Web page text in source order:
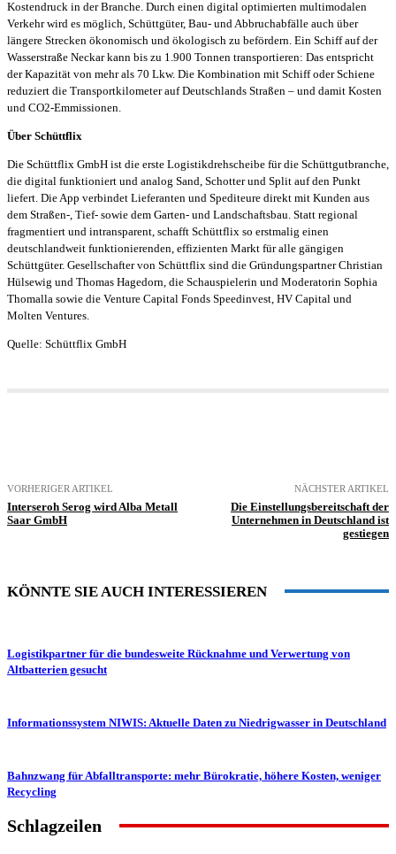
Kostendruck in der Branche. Durch einen digital optimierten multimodalen
Verkehr wird es möglich, Schüttgüter, Bau- und Abbruchabfälle auch über
längere Strecken ökonomisch und ökologisch zu befördern. Ein Schiff auf der
Wasserstraße Neckar kann bis zu 1.900 Tonnen transportieren: Das entspricht
der Kapazität von mehr als 70 Lkw. Die Kombination mit Schiff oder Schiene
reduziert die Transportkilometer auf Deutschlands Straßen – und damit Kosten
und CO2-Emmissionen.
Über Schüttflix
Die Schüttflix GmbH ist die erste Logistikdrehscheibe für die Schüttgutbranche,
die digital funktioniert und analog Sand, Schotter und Split auf den Punkt
liefert. Die App verbindet Lieferanten und Spediteure direkt mit Kunden aus
dem Straßen-, Tief- sowie dem Garten- und Landschaftsbau. Statt regional
fragmentiert und intransparent, schafft Schüttflix so erstmalig einen
deutschlandweit funktionierenden, effizienten Markt für alle gängigen
Schüttgüter. Gesellschafter von Schüttflix sind die Gründungspartner Christian
Hülsewig und Thomas Hagedorn, die Schauspielerin und Moderatorin Sophia
Thomalla sowie die Venture Capital Fonds Speedinvest, HV Capital und
Molten Ventures.
Quelle: Schüttflix GmbH
VORHERIGER ARTIKEL
Interseroh Serog wird Alba Metall
Saar GmbH
NÄCHSTER ARTIKEL
Die Einstellungsbereitschaft der
Unternehmen in Deutschland ist
gestiegen
KÖNNTE SIE AUCH INTERESSIEREN
Logistikpartner für die bundesweite Rücknahme und Verwertung von
Altbatterien gesucht
Informationssystem NIWIS: Aktuelle Daten zu Niedrigwasser in Deutschland
Bahnzwang für Abfalltransporte: mehr Bürokratie, höhere Kosten, weniger
Recycling
Schlagzeilen